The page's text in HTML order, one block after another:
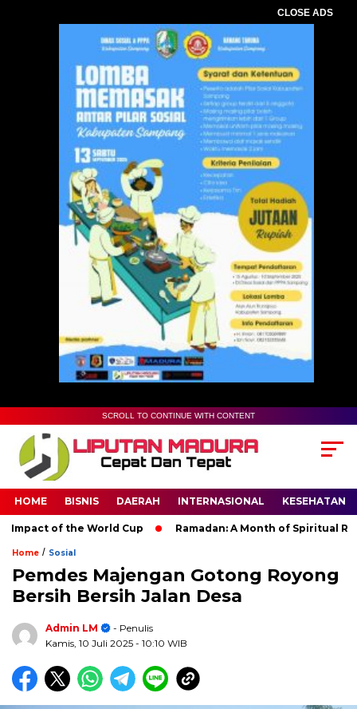
CLOSE ADS
SCROLL TO CONTINUE WITH CONTENT
HOME BISNIS DAERAH INTERNASIONAL KESEHATAN
of the World Cup Ramadan: A Month of Spiritual
Home / Sosial
Pemdes Majengan Gotong Royong
Bersih Bersih Jalan Desa
Admin LM
- Penulis
Kamis, 10 Juli 2025 - 10:10 WIB